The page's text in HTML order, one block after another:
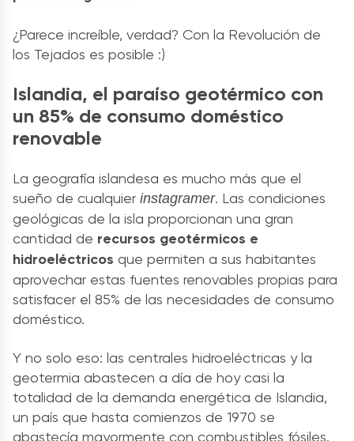
¿Parece increíble, verdad? Con la Revolución de
los Tejados es posible :)
Islandia, el paraíso geotérmico con
un 85% de consumo doméstico
renovable
La geografía islandesa es mucho más que el
sueño de cualquier instagramer. Las condiciones
geológicas de la isla proporcionan una gran
cantidad de recursos geotérmicos e
hidroeléctricos que permiten a sus habitantes
aprovechar estas fuentes renovables propias para
satisfacer el 85% de las necesidades de consumo
doméstico.
Y no solo eso: las centrales hidroeléctricas y la
geotermia abastecen a día de hoy casi la
totalidad de la demanda energética de Islandia,
un país que hasta comienzos de 1970 se
abastecía mayormente con combustibles fósiles.